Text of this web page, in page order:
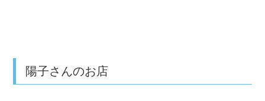
陽子さんのお店